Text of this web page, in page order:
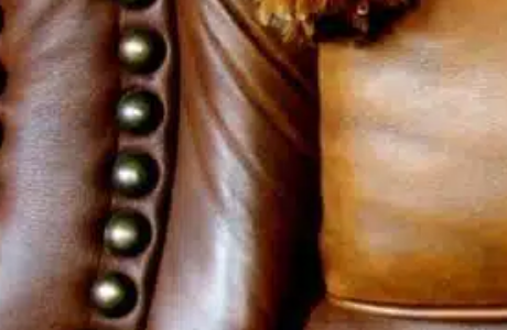
Find out more
12 horas 24 hours, apetito canino , cambios en el
apetito, edad tamaño habilidad canina, la experiencia
del perro
perro comiendo perro se niega , peso del
perro